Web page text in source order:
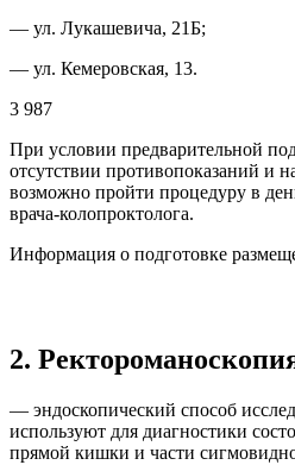
— ул. Лукашевича, 21Б;
— ул. Кемеровская, 13.
3 987
При условии предварительной
отсутствии противопоказаний и
возможно пройти процедуру в
врача-колопроктолога.
Информация о подготовке
2.
— эндоскопический способ
используют для диагностики
прямой кишки и части